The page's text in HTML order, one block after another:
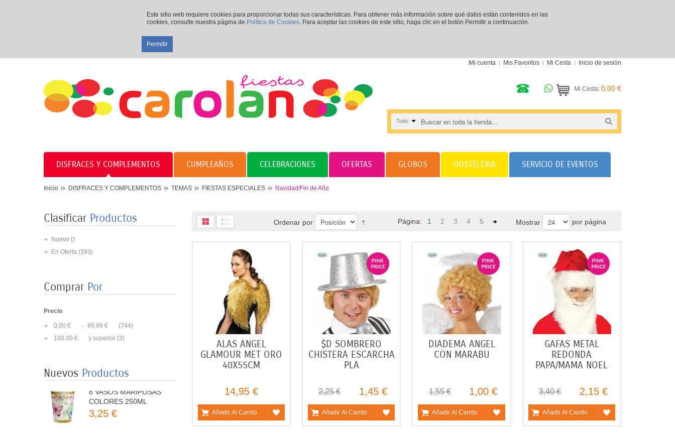
Este sitio web requiere cookies para proporcionar todas sus características. Para obtener más información sobre qué datos están contenidos en las
cookies, consulte nuestra página de Política de Cookies. Para aceptar las cookies de este sitio, haga clic en el botón Permitir a continuación.
Permitir
Mi cuenta Mis Favoritos Mi Cesta Inicio de sesión
Mi Cesta: 0,00 €
Todo
DISFRACES Y COMPLEMENTOS CUMPLEAÑOS CELEBRACIONES OFERTAS GLOBOS HOSTELERIA SERVICIO DE EVENTOS
Inicio DISFRACES Y COMPLEMENTOS TEMAS FIESTAS ESPECIALES Navidad/Fin de Año
Clasificar Productos
Nuevo ()
En Oferta (393)
Comprar Por
Precio
0,00 € - 99,99 €
(744)
100,00 €
y superior (3)
Nuevos Productos
COLORES 23CM
3,50 €
COLORES 250ML
HAPPY BIRHTHAY
Ordenar por Página: 1 2 3 4 5 Mostrar por página
ALAS ANGEL
GLAMOUR MET ORO
40X55CM
14,95 €
Añadir Al Carrito
$D SOMBRERO
CHISTERA ESCARCHA
PLA
2,25 € 1,45 €
Añadir Al Carrito
DIADEMA ANGEL
CON MARABU
1,55 € 1,00 €
Añadir Al Carrito
GAFAS METAL
REDONDA
PAPA/MAMA NOEL
3,40 € 2,15 €
Añadir Al Carrito